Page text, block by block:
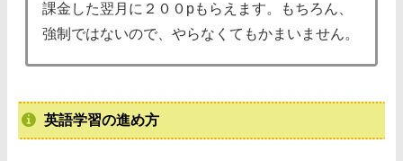
課金した翌月に２００pもらえます。もちろん、
強制ではないので、やらなくてもかまいません。
英語学習の進め方